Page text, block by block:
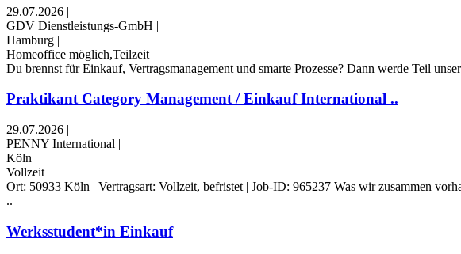
29.07.2026 |
GDV Dienstleistungs-GmbH |
Hamburg |
Homeoffice möglich,Teilzeit
Du brennst für Einkauf, Vertragsmanagement und smarte Prozesse? Dann werde Teil
Praktikant Category Management / Einkauf International ..
29.07.2026 |
PENNY International |
Köln |
Vollzeit
Ort: 50933 Köln | Vertragsart: Vollzeit, befristet | Job-ID: 965237 Was wir zusammen
..
Werksstudent*in Einkauf